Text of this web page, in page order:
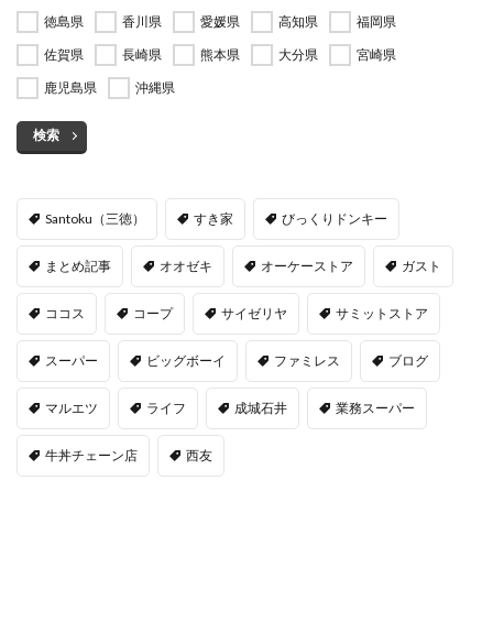
徳島県
香川県 愛媛県 高知県
福岡県
佐賀県
長崎県 熊本県 大分県
宮崎県
鹿児島県
沖縄県
検索
Santoku（三徳） すき家 びっくりドンキー
まとめ記事 オオゼキ オーケーストア ガスト
ココス コープ サイゼリヤ サミットストア
スーパー ビッグボーイ ファミレス ブログ
マルエツ ライフ 成城石井 業務スーパー
牛丼チェーン店 西友